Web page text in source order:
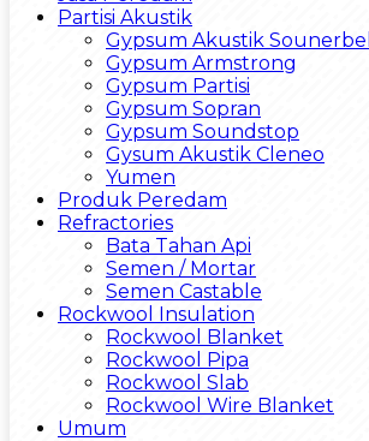
Partisi Akustik
Gypsum Akustik Sounerbell
Gypsum Armstrong
Gypsum Partisi
Gypsum Sopran
Gypsum Soundstop
Gysum Akustik Cleneo
Yumen
Produk Peredam
Refractories
Bata Tahan Api
Semen / Mortar
Semen Castable
Rockwool Insulation
Rockwool Blanket
Rockwool Pipa
Rockwool Slab
Rockwool Wire Blanket
Umum